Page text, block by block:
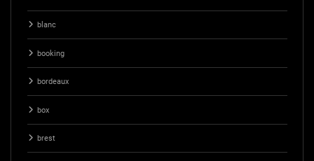
blanc
booking
bordeaux
box
brest